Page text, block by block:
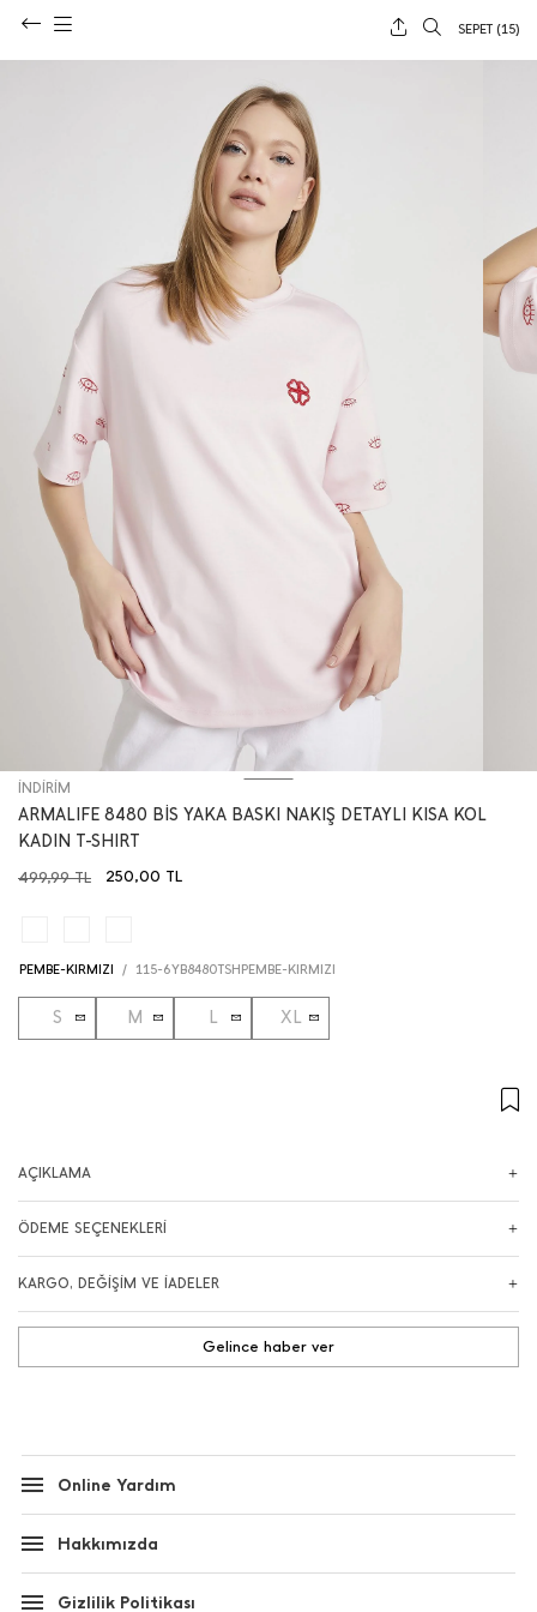
SEPET (15)
İNDİRİM
ARMALIFE 8480 BİS YAKA BASKI NAKIŞ DETAYLI KISA KOL
KADIN T-SHIRT
499,99TL 250,00 TL
S M L XL
PEMBE-KIRMIZI / 115-6YB8480TSHPEMBE-KIRMIZI
Gelince haber ver
AÇIKLAMA
ÖDEME SEÇENEKLERİ
KARGO, DEĞİŞİM VE İADELER
Online Yardım
Hakkımızda
Gizlilik Politikası